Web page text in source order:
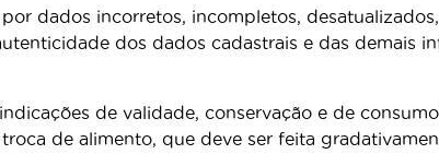
por dados incorretos, incompletos,
dos dados cadastrais e das demais
de validade, conservação e de
de alimento, que deve ser feita